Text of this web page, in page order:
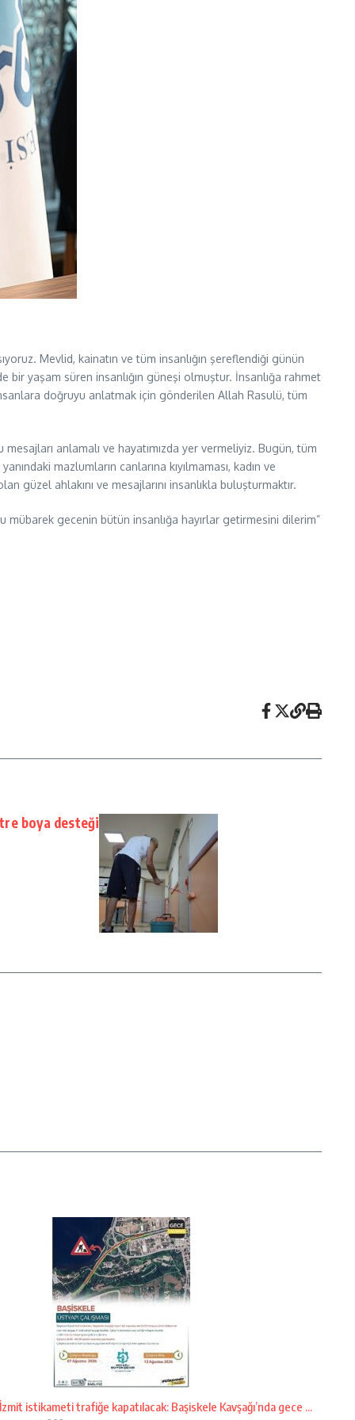
Mevlid, kainatın ve tüm insanlığın şereflendiği günün
bir yaşam süren insanlığın güneşi olmuştur. İnsanlığa rahmet
doğruyu anlatmak için gönderilen Allah Rasulü, tüm
anlamalı ve hayatımızda yer vermeliyiz. Bugün, tüm
mazlumların canlarına kıyılmaması, kadın ve
güzel ahlakını ve mesajlarını insanlıkla buluşturmaktır.
mübarek gecenin bütün insanlığa hayırlar getirmesini dilerim”
boya desteği
İzmit istikameti trafiğe kapatılacak: Başiskele Kavşağı’nda gece ...